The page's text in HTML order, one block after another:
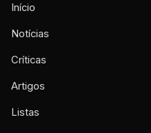
Início
Notícias
Críticas
Artigos
Listas